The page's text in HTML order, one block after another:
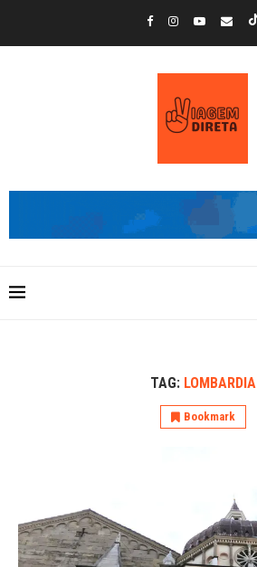
TAG: LOMBARDIA
Bookmark